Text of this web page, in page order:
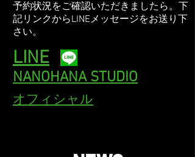
予約状況をご確認いただきましたら。下
記リンクからLINEメッセージをお送り下
さい。
LINE
NANOHANA STUDIO
オフィシャル